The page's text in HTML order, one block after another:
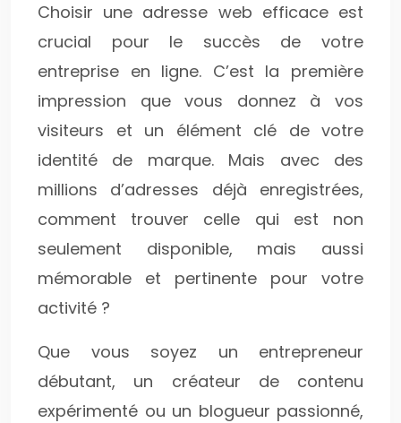
Choisir une adresse web efficace est
crucial pour le succès de votre
entreprise en ligne. C’est la première
impression que vous donnez à vos
visiteurs et un élément clé de votre
identité de marque. Mais avec des
millions d’adresses déjà enregistrées,
comment trouver celle qui est non
seulement disponible, mais aussi
mémorable et pertinente pour votre
activité ?
Que vous soyez un entrepreneur
débutant, un créateur de contenu
expérimenté ou un blogueur passionné,